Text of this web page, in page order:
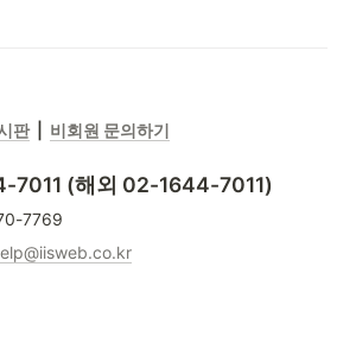
판
  |
비회원 문의하기
7011 (해외 02-1644-7011)
7769